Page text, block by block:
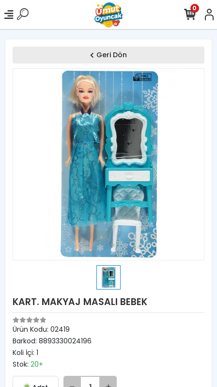
0
Geri Dön
KART. MAKYAJ MASALI BEBEK
Ürün Kodu: 02419
Barkod: 8893330024196
Koli İçi: 1
Stok: 20+